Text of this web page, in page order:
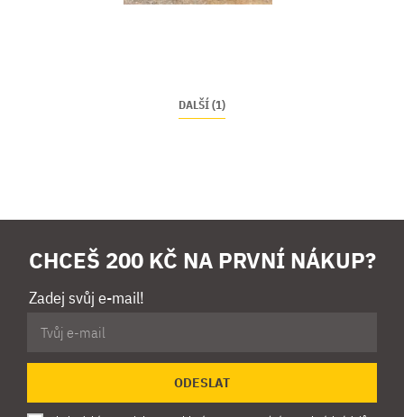
DALŠÍ (1)
CHCEŠ 200 KČ NA PRVNÍ NÁKUP?
Zadej svůj e-mail!
ODESLAT